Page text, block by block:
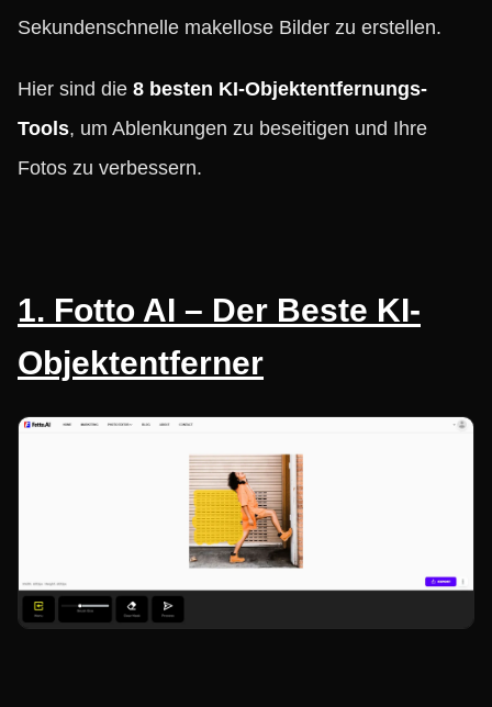
Sekundenschnelle makellose Bilder zu erstellen.
Hier sind die 8 besten KI-Objektentfernungs-
Tools, um Ablenkungen zu beseitigen und Ihre
Fotos zu verbessern.
1. Fotto AI – Der Beste KI-
Objektentferner